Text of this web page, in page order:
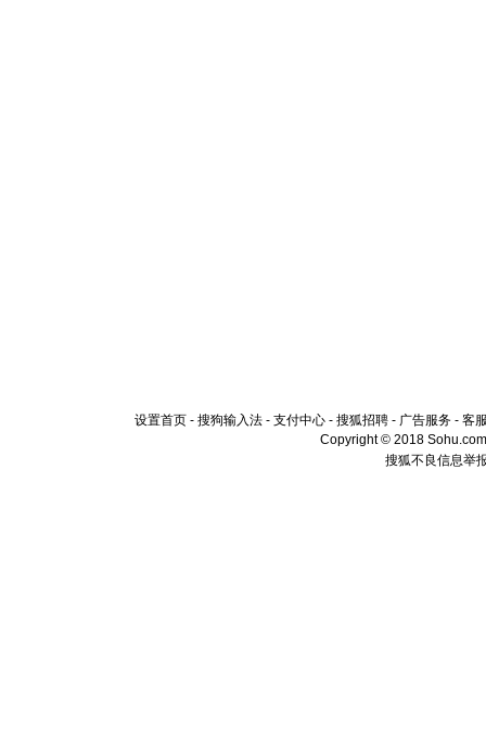
设置首页 - 搜狗输入法 - 支付中心 - 搜狐招聘 - 广告服务 - 客
Copyright © 2018
搜狐不良信息举